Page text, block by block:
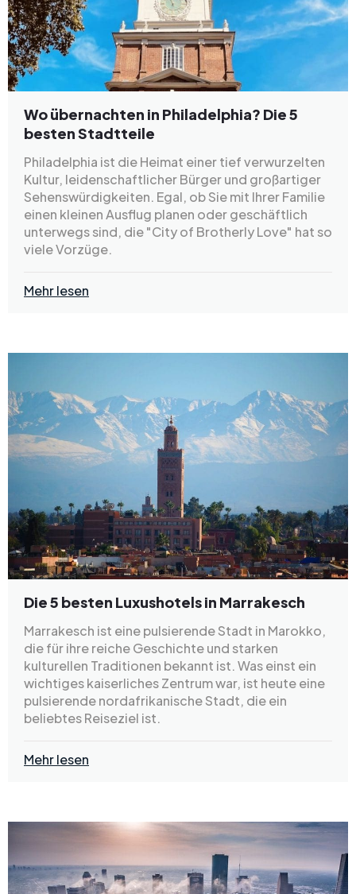
Wo übernachten in Philadelphia? Die 5
besten Stadtteile
Philadelphia ist die Heimat einer tief verwurzelten
Kultur, leidenschaftlicher Bürger und großartiger
Sehenswürdigkeiten. Egal, ob Sie mit Ihrer Familie
einen kleinen Ausflug planen oder geschäftlich
unterwegs sind, die "City of Brotherly Love" hat so
viele Vorzüge.
Mehr lesen
Die 5 besten Luxushotels in Marrakesch
Marrakesch ist eine pulsierende Stadt in Marokko,
die für ihre reiche Geschichte und starken
kulturellen Traditionen bekannt ist. Was einst ein
wichtiges kaiserliches Zentrum war, ist heute eine
pulsierende nordafrikanische Stadt, die ein
beliebtes Reiseziel ist.
Mehr lesen